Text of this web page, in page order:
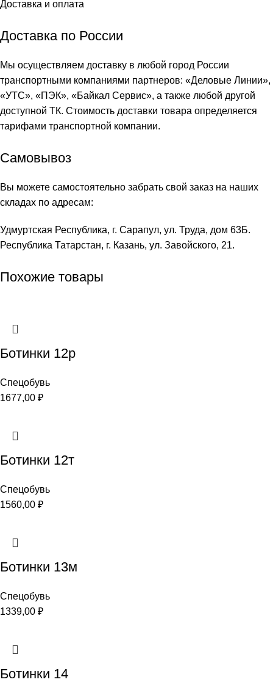
Доставка и оплата
Доставка по России
Мы осуществляем доставку в любой город России
транспортными компаниями партнеров: «Деловые Линии»,
«УТС», «ПЭК», «Байкал Сервис», а также любой другой
доступной ТК. Стоимость доставки товара определяется
тарифами транспортной компании.
Самовывоз
Вы можете самостоятельно забрать свой заказ на наших
складах по адресам:
Удмуртская Республика, г. Сарапул, ул. Труда, дом 63Б.
Республика Татарстан, г. Казань, ул. Завойского, 21.
Похожие товары
Ботинки 12р
Спецобувь
1677,00 ₽
Ботинки 12т
Спецобувь
1560,00 ₽
Ботинки 13м
Спецобувь
1339,00 ₽
Ботинки 14